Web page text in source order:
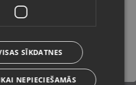
12 mēneši)
Saglabāt
SĪKDATNES
NEPIECIEŠAMĀS